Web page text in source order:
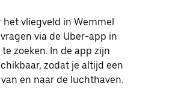
het vliegveld in Wemmel
via de Uber-app in
zoeken. In de app zijn
zodat je altijd een
en naar de luchthaven.